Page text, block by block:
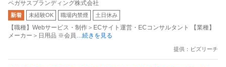
迎」美容・健康領域で急成長中ベンチャー企業／創業3年目で年商
10億円〜
ペガサスブランディング株式会社
新着 未経験OK 職場内禁煙 土日休み
【職種】Webサービス・制作＞ECサイト運営・ECコンサルタント 【業種】
メーカー＞日用品 ※会員…続きを見る
提供：ビズリーチ